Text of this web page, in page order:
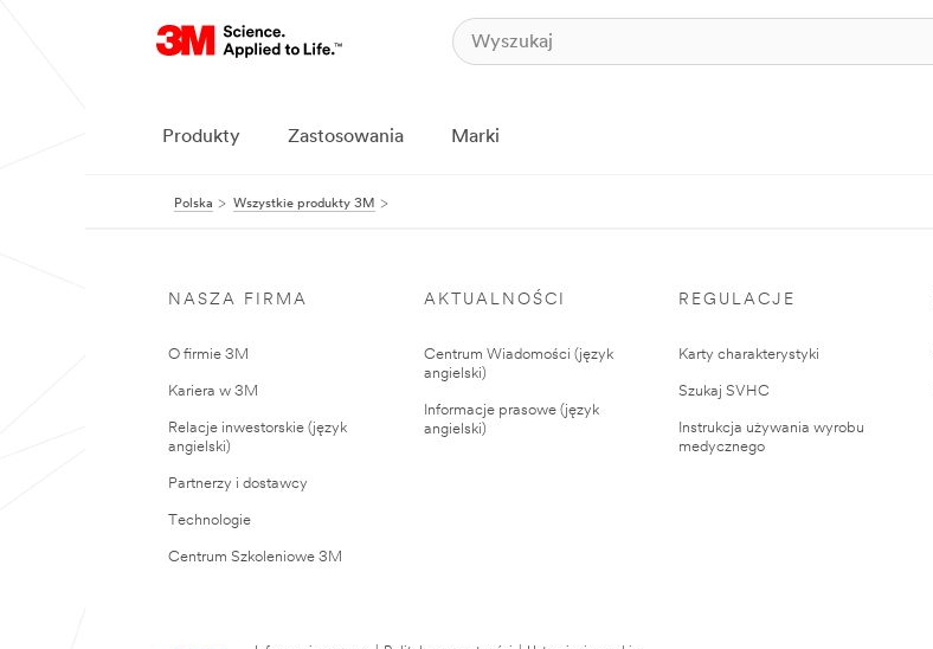
Produkty Zastosowania Marki
Polska Wszystkie produkty 3M
NASZA FIRMA
O firmie 3M
Kariera w 3M
Relacje inwestorskie (język
angielski)
Partnerzy i dostawcy
Technologie
Centrum Szkoleniowe 3M
AKTUALNOŚCI
Centrum Wiadomości (język
angielski)
Informacje prasowe (język
angielski)
REGULACJE
Karty charakterystyki
Szukaj SVHC
Instrukcja używania wyrobu
medycznego